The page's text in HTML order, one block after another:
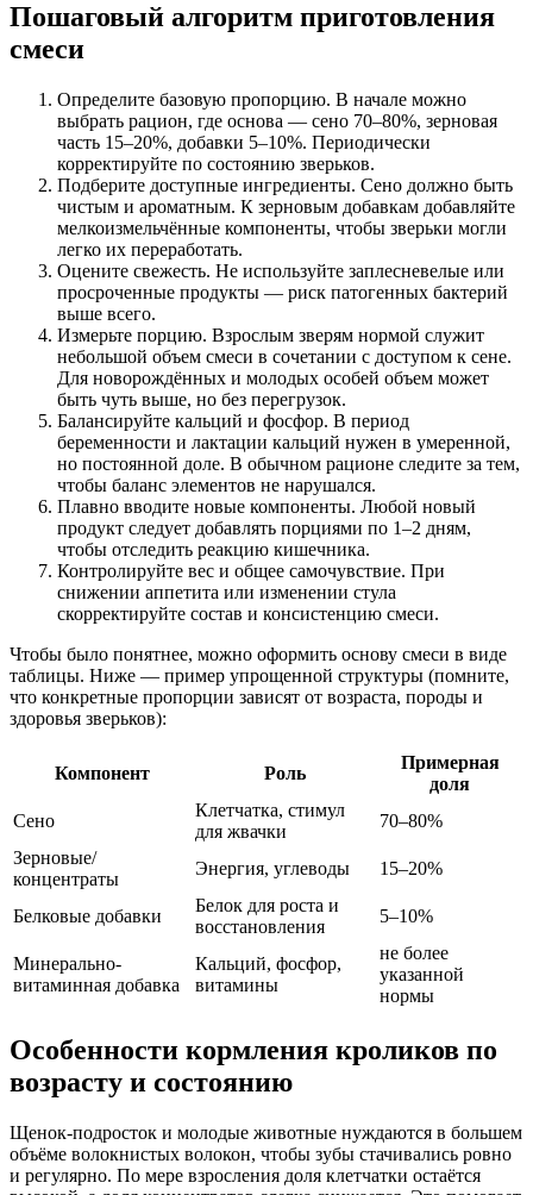
Пошаговый алгоритм приготовления
смеси
Определите базовую пропорцию. В начале можно
выбрать рацион, где основа — сено 70–80%, зерновая
часть 15–20%, добавки 5–10%. Периодически
корректируйте по состоянию зверьков.
Подберите доступные ингредиенты. Сено должно быть
чистым и ароматным. К зерновым добавкам добавляйте
мелкоизмельчённые компоненты, чтобы зверьки могли
легко их переработать.
Оцените свежесть. Не используйте заплесневелые или
просроченные продукты — риск патогенных бактерий
выше всего.
Измерьте порцию. Взрослым зверям нормой служит
небольшой объем смеси в сочетании с доступом к сене.
Для новорождённых и молодых особей объем может
быть чуть выше, но без перегрузок.
Балансируйте кальций и фосфор. В период
беременности и лактации кальций нужен в умеренной,
но постоянной доле. В обычном рационе следите за тем,
чтобы баланс элементов не нарушался.
Плавно вводите новые компоненты. Любой новый
продукт следует добавлять порциями по 1–2 дням,
чтобы отследить реакцию кишечника.
Контролируйте вес и общее самочувствие. При
снижении аппетита или изменении стула
скорректируйте состав и консистенцию смеси.
Чтобы было понятнее, можно оформить основу смеси в виде
таблицы. Ниже — пример упрощенной структуры (помните,
что конкретные пропорции зависят от возраста, породы и
здоровья зверьков):
Компонент Роль
Примерная
доля
Сено
Клетчатка, стимул
для жвачки
70–80%
Зерновые/
концентраты
Энергия, углеводы 15–20%
Белковые добавки
Белок для роста и
восстановления
5–10%
Минерально-
витаминная добавка
Кальций, фосфор,
витамины
не более
указанной
нормы
Особенности кормления кроликов по
возрасту и состоянию
Щенок-подросток и молодые животные нуждаются в большем
объёме волокнистых волокон, чтобы зубы стачивались ровно
и регулярно. По мере взросления доля клетчатки остаётся